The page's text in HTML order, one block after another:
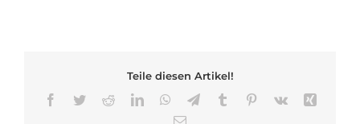
Teile diesen Artikel!
Facebook
TwitterRedditLinkedInWhatsApp
TelegramTumblr Pinterest
Vk
E-